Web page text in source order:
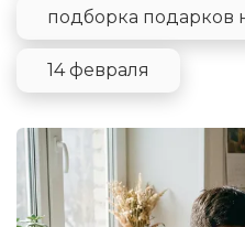
подборка подарков
14 февраля